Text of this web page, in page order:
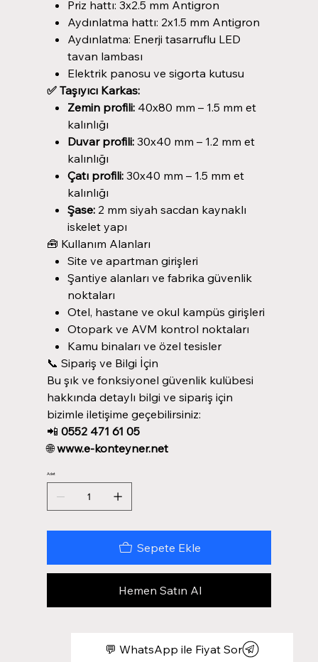
Priz hattı: 3x2.5 mm Antigron
Aydınlatma hattı: 2x1.5 mm Antigron
Aydınlatma: Enerji tasarruflu LED
tavan lambası
Elektrik panosu ve sigorta kutusu
✅ Taşıyıcı Karkas:
Zemin profili:40x80 mm – 1.5 mm et
kalınlığı
Duvar profili:30x40 mm – 1.2 mm et
kalınlığı
Çatı profili:30x40 mm – 1.5 mm et
kalınlığı
Şase:2 mm siyah sacdan kaynaklı
iskelet yapı
🧰 Kullanım Alanları
Site ve apartman girişleri
Şantiye alanları ve fabrika güvenlik
noktaları
Otel, hastane ve okul kampüs girişleri
Otopark ve AVM kontrol noktaları
Kamu binaları ve özel tesisler
📞 Sipariş ve Bilgi İçin
Bu şık ve fonksiyonel güvenlik kulübesi
hakkında detaylı bilgi ve sipariş için
bizimle iletişime geçebilirsiniz:
📲 0552 471 61 05
🌐www.e-konteyner.net
Adet
Sepete Ekle
Hemen Satın Al
💬 WhatsApp ile Fiyat Sor